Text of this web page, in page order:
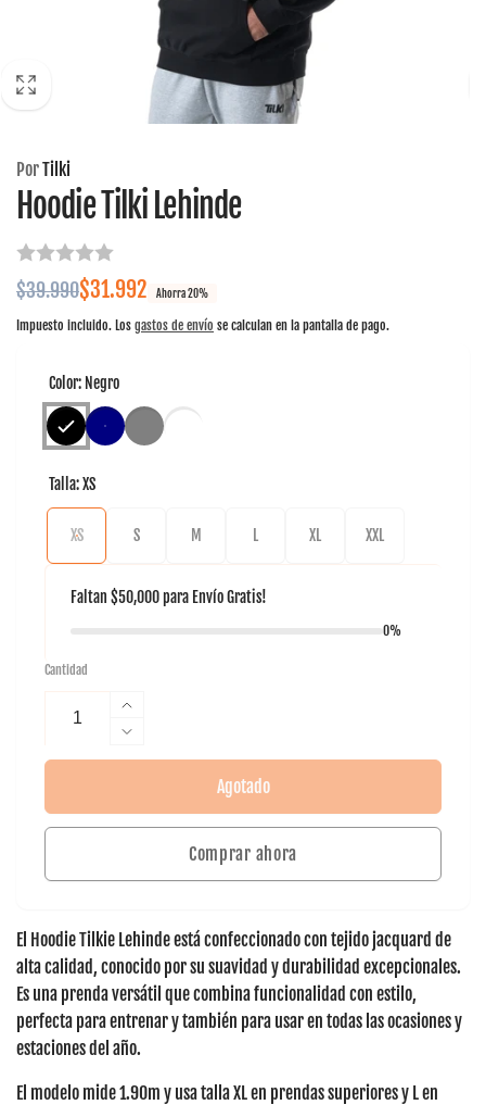
PorTilki
Hoodie Tilki Lehinde
Precio
habitual
$39.990
Precio
de
$31.992 Ahorra 20%
Impuesto incluido. Los gastos de envío se calculan en la pantalla de pago.
Color: Negro
Talla:XS
XS S M L XL XXL
Faltan $50,000para Envío Gratis!
0%
Cantidad
Aumentar
cantidad
para
Lehinde
Reducir
cantidad
Hoodie
Tilki
Lehinde
Agotado
Comprar ahora
El Hoodie Tilkie Lehindeestá confeccionado con tejido jacquard de
alta calidad, conocido por su suavidad y durabilidad excepcionales.
Es una prenda versátil que combina funcionalidad con estilo,
perfecta para entrenar y también para usar en todas las ocasiones y
estaciones del año.
El modelo mide 1.90m y usa talla XL en prendas superiores y L en